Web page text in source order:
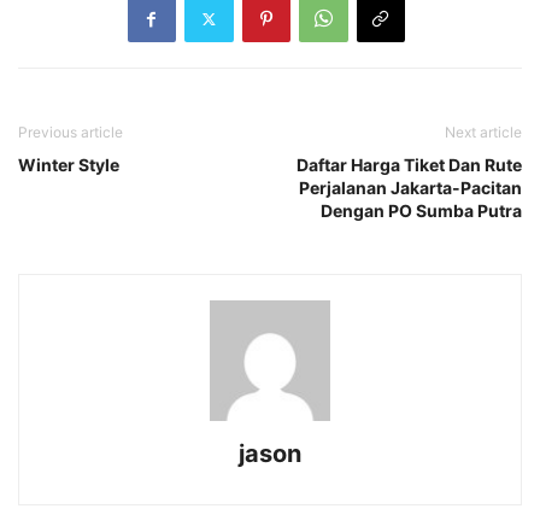
Previous article
Winter Style
Next article
Daftar Harga Tiket Dan Rute
Perjalanan Jakarta-Pacitan
Dengan PO Sumba Putra
jason